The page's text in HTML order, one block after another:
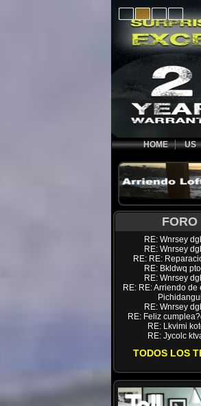
HOME US
FORO
RE: Wnrsey
RE: Wnrsey
RE: RE:
RE: Bkldwq
RE: Wnrsey
RE: RE: Arriendo de
Pichidangui
RE: Wnrsey
RE: Feliz
RE: Lkvimi
RE: Jycolc
TODOS LOS